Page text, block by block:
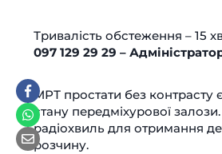
Тривалість обстеження – 15
097 129 29 29 –
МРТ простати без контрасту
стану передміхурової
радіохвиль для отримання
розчину.